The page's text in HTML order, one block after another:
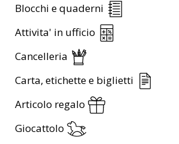
Blocchi e quaderni
Attivita' in ufficio
Cancelleria
Carta, etichette e biglietti
Articolo regalo
Giocattolo